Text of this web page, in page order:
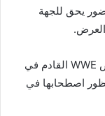
يحق للجهة
وتلك واحدة من أهم شروط وأحكام حضور عرض WWE القادم في
اصطحابها في